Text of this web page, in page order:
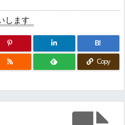
します
B!
Copy